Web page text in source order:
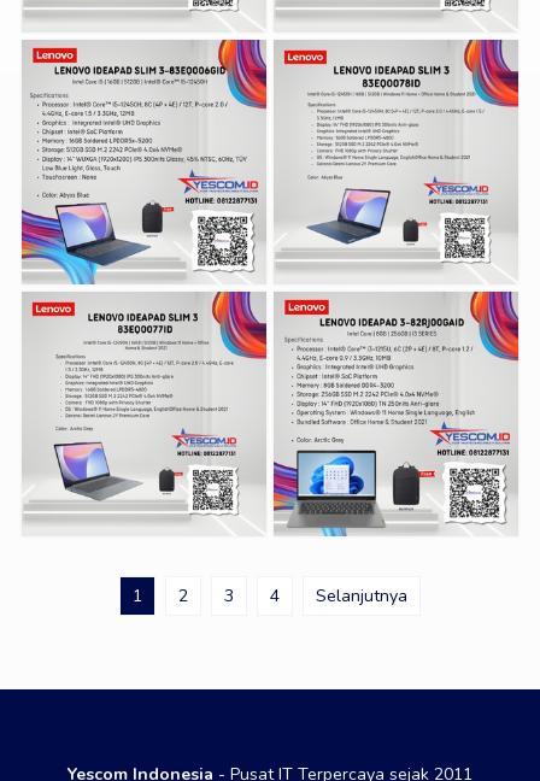
1 2 3 4 Selanjutnya
Yescom Indonesia - Pusat IT Terpercaya sejak 2011